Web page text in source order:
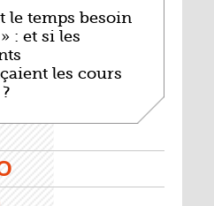
le temps besoin
: et si les
les cours